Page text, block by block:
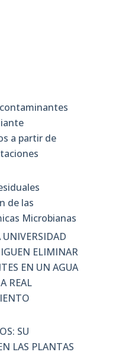
a partir de
de las
Microbianas
UNIVERSIDAD
ELIMINAR
EN UN AGUA
REAL
SU
LAS PLANTAS